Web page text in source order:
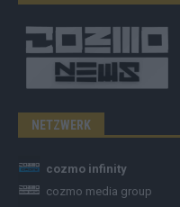
NETZWERK
cozmo infinity
cozmo media group